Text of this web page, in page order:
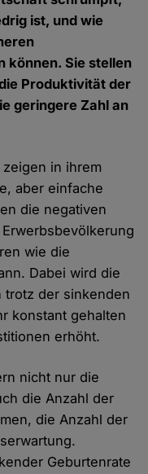
ist, und wie
können. Sie stellen
Produktivität der
geringere Zahl an
in ihrem
aber einfache
die negativen
wie die
Dabei wird die
trotz der sinkenden
konstant gehalten
erhöht.
nicht nur die
die Anzahl der
die Anzahl der
Geburtenrate